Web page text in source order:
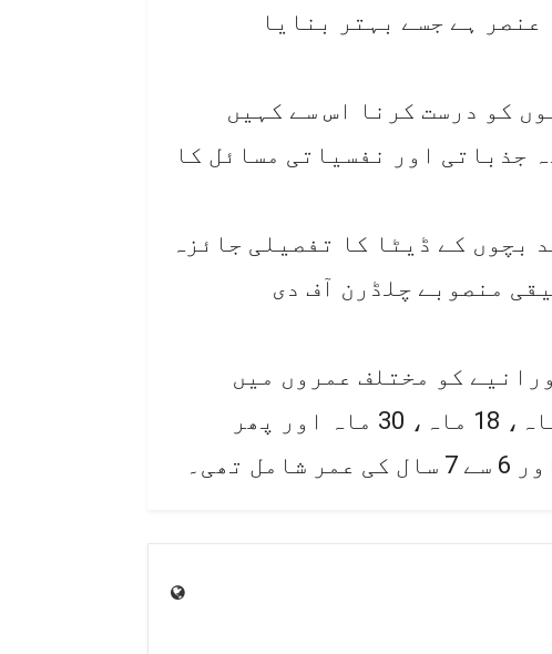
ہے جسے بہتر بنایا
کو درست کرنا اس سے کہیں
جذباتی اور نفسیاتی مسائل کا
15 ہزار سے زائد بچوں کے ڈیٹا کا تفصیلی جائزہ
منصوبے چلڈرن آف دی
کو مختلف عمروں میں
باقاعدگی سے ریکارڈ کیا، جن میں 6 ماہ، 18 ماہ، 30 ماہ اور پھر